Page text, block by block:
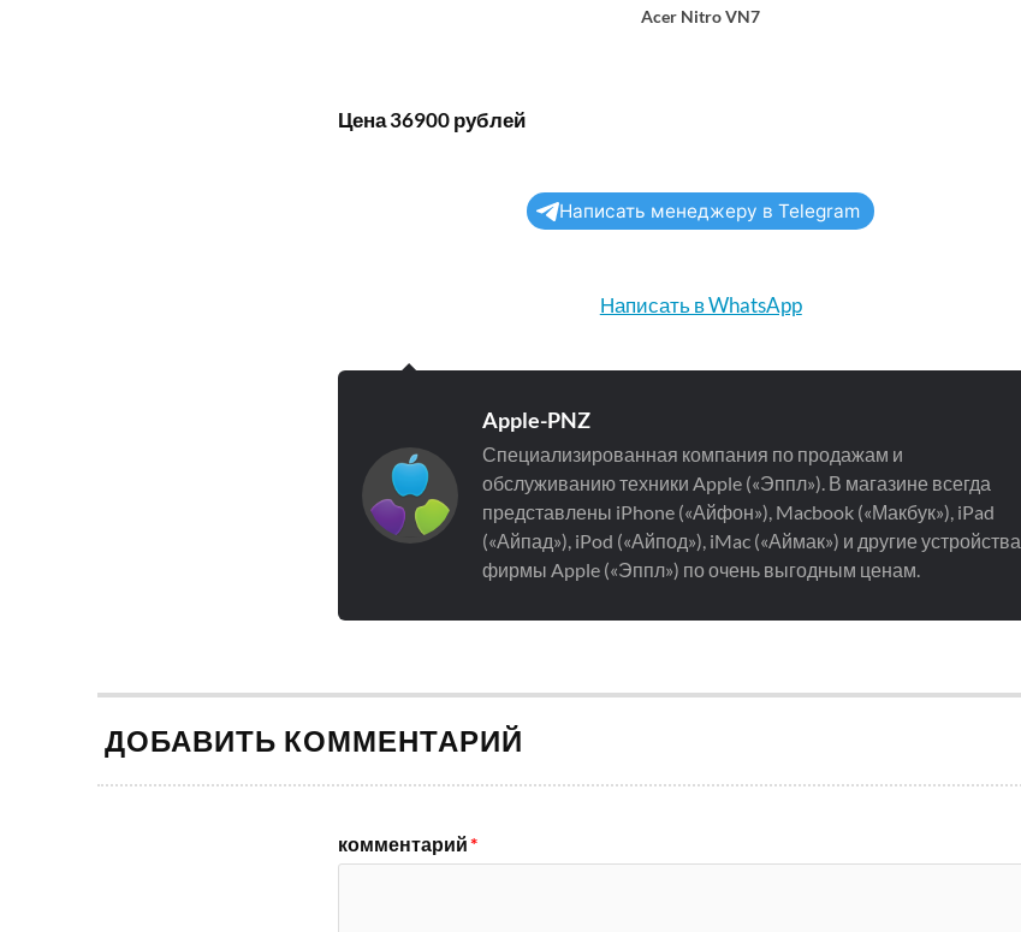
Acer Nitro VN7
Цена 36900 рублей
Написать менеджеру в Telegram
Написать в WhatsApp
Apple-PNZ
Специализированная компания по продажам и
обслуживанию техники Apple («Эппл»). В магазине всегда
представлены iPhone («Айфон»), Macbook («Макбук»), iPad
(«Айпад»), iPod («Айпод»), iMac («Аймак») и другие устройства
фирмы Apple («Эппл») по очень выгодным ценам.
ДОБАВИТЬ КОММЕНТАРИЙ
комментарий*